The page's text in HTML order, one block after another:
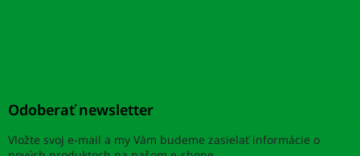
Odoberať newsletter
Vložte svoj e-mail a my Vám budeme zasielať informácie o